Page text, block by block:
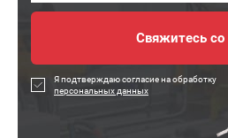
Я подтверждаю согласие на обработку
персональных данных